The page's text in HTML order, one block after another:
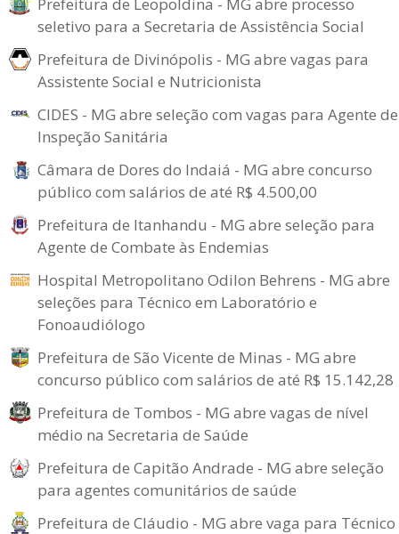
seletivo para a Secretaria de Assistência Social
Prefeitura de Divinópolis - MG abre vagas para
Assistente Social e Nutricionista
CIDES - MG abre seleção com vagas para Agente de
Inspeção Sanitária
Câmara de Dores do Indaiá - MG abre concurso
público com salários de até R$ 4.500,00
Prefeitura de Itanhandu - MG abre seleção para
Agente de Combate às Endemias
Hospital Metropolitano Odilon Behrens - MG abre
seleções para Técnico em Laboratório e
Fonoaudiólogo
Prefeitura de São Vicente de Minas - MG abre
concurso público com salários de até R$ 15.142,28
Prefeitura de Tombos - MG abre vagas de nível
médio na Secretaria de Saúde
Prefeitura de Capitão Andrade - MG abre seleção
para agentes comunitários de saúde
Prefeitura de Cláudio - MG abre vaga para Técnico